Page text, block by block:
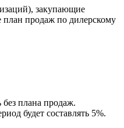
закупающие
продаж по дилерскому
плана продаж.
будет составлять 5%.